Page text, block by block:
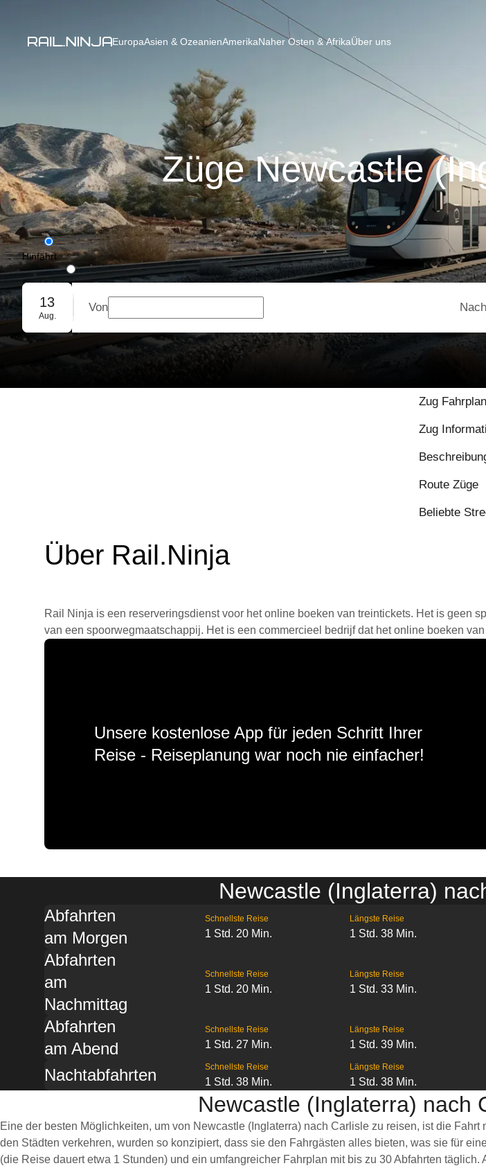
EuropaAsien & OzeanienAmerikaNaher Osten & AfrikaÜber uns
Züge Newcastle
Hinfahrt
Rückfahrt
Gruppenbuchung
13
Aug.
Von Nach
Zug Fahrplan
Zug
Route Züge
Beliebte
Über Rail.Ninja
Rail Ninja is een reserveringsdienst voor het online boeken van treintickets. Het is geen
van een spoorwegmaatschappij. Het is een commercieel bedrijf dat het online boeken
Unsere kostenlose App für jeden Schritt Ihrer
Reise - Reiseplanung war noch nie einfacher!
Newcastle (Inglaterra)
Abfahrten
am Morgen
Schnellste Reise
1 Std. 20 Min.
Längste Reise
1 Std. 38 Min.
Abfahrten
am
Nachmittag
Schnellste Reise
1 Std. 20 Min.
Längste Reise
1 Std. 33 Min.
Abfahrten
am Abend
Schnellste Reise
1 Std. 27 Min.
Längste Reise
1 Std. 39 Min.
Nachtabfahrten Schnellste Reise
1 Std. 38 Min.
Längste Reise
1 Std. 38 Min.
Newcastle (Inglaterra) nach
Eine der besten Möglichkeiten, um von Newcastle (Inglaterra) nach Carlisle zu reisen, ist die
den Städten verkehren, wurden so konzipiert, dass sie den Fahrgästen alles bieten, was sie für
(die Reise dauert etwa 1 Stunden) und ein umfangreicher Fahrplan mit bis zu 30 Abfahrten